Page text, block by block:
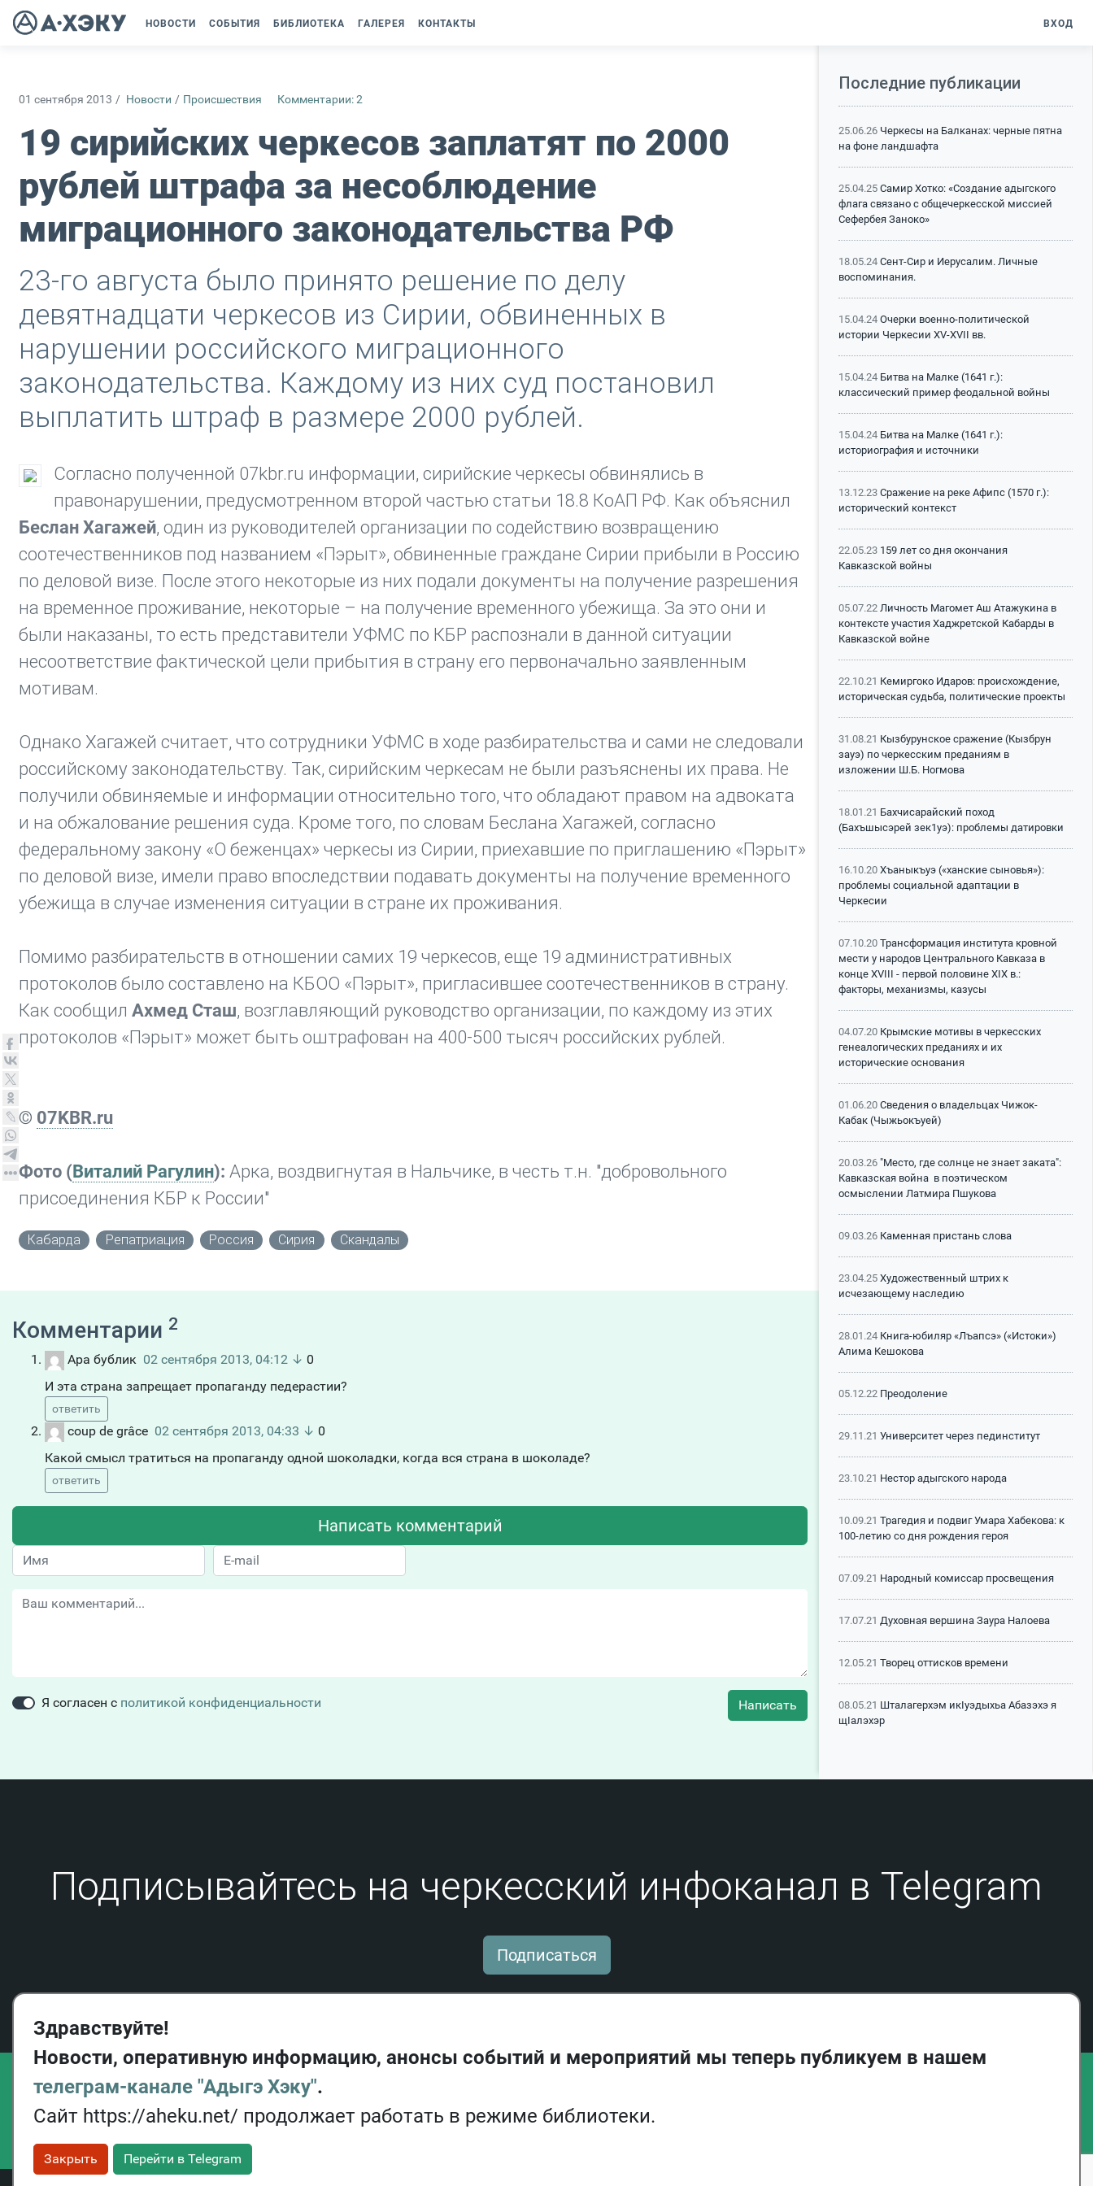
НОВОСТИ СОБЫТИЯ БИБЛИОТЕКА ГАЛЕРЕЯ КОНТАКТЫ ВХОД
01 сентября 2013 / Новости / Происшествия Комментарии: 2
19 сирийских черкесов заплатят по 2000
рублей штрафа за несоблюдение
миграционного законодательства РФ
23-го августа было принято решение по делу
девятнадцати черкесов из Сирии, обвиненных в
нарушении российского миграционного
законодательства. Каждому из них суд постановил
выплатить штраф в размере 2000 рублей.
Согласно полученной 07kbr.ru информации, сирийские черкесы обвинялись в
правонарушении, предусмотренном второй частью статьи 18.8 КоАП РФ. Как объяснил
Беслан Хагажей, один из руководителей организации по содействию возвращению
соотечественников под названием «Пэрыт», обвиненные граждане Сирии прибыли в Россию
по деловой визе. После этого некоторые из них подали документы на получение разрешения
на временное проживание, некоторые – на получение временного убежища. За это они и
были наказаны, то есть представители УФМС по КБР распознали в данной ситуации
несоответствие фактической цели прибытия в страну его первоначально заявленным
мотивам.
Однако Хагажей считает, что сотрудники УФМС в ходе разбирательства и сами не следовали
российскому законодательству. Так, сирийским черкесам не были разъяснены их права. Не
получили обвиняемые и информации относительно того, что обладают правом на адвоката
и на обжалование решения суда. Кроме того, по словам Беслана Хагажей, согласно
федеральному закону «О беженцах» черкесы из Сирии, приехавшие по приглашению «Пэрыт»
по деловой визе, имели право впоследствии подавать документы на получение временного
убежища в случае изменения ситуации в стране их проживания.
Помимо разбирательств в отношении самих 19 черкесов, еще 19 административных
протоколов было составлено на КБОО «Пэрыт», пригласившее соотечественников в страну.
Как сообщил Ахмед Сташ, возглавляющий руководство организации, по каждому из этих
протоколов «Пэрыт» может быть оштрафован на 400-500 тысяч российских рублей.
© 07KBR.ru
Фото (Виталий Рагулин): Арка, воздвигнутая в Нальчике, в честь т.н. "добровольного
присоединения КБР к России"
Кабарда Репатриация Россия Сирия Скандалы
Комментарии 2
Ара бублик 02 сентября 2013, 04:12 ↓ 0
И эта страна запрещает пропаганду педерастии?
ответить
coup de grâce 02 сентября 2013, 04:33 ↓ 0
Какой смысл тратиться на пропаганду одной шоколадки, когда вся страна в шоколаде?
ответить
Написать комментарий
Я согласен с политикой конфиденциальности Написать
Последние публикации
25.06.26 Черкесы на Балканах: черные пятна
на фоне ландшафта
25.04.25 Самир Хотко: «Создание адыгского
флага связано с общечеркесской миссией
Сефербея Заноко»
18.05.24 Сент-Сир и Иерусалим. Личные
воспоминания.
15.04.24 Очерки военно-политической
истории Черкесии XV-XVII вв.
15.04.24 Битва на Малке (1641 г.):
классический пример феодальной войны
15.04.24 Битва на Малке (1641 г.):
историография и источники
13.12.23 Сражение на реке Афипс (1570 г.):
исторический контекст
22.05.23 159 лет со дня окончания
Кавказской войны
05.07.22 Личность Магомет Аш Атажукина в
контексте участия Хаджретской Кабарды в
Кавказской войне
22.10.21 Кемиргоко Идаров: происхождение,
историческая судьба, политические проекты
31.08.21 Кызбурунское сражение (Кызбрун
зауэ) по черкесским преданиям в
изложении Ш.Б. Ногмова
18.01.21 Бахчисарайский поход
(Бахъшысэрей зек1уэ): проблемы датировки
16.10.20 Хъаныкъуэ («ханские сыновья»):
проблемы социальной адаптации в
Черкесии
07.10.20 Трансформация института кровной
мести у народов Центрального Кавказа в
конце XVIII - первой половине XIX в.:
факторы, механизмы, казусы
04.07.20 Крымские мотивы в черкесских
генеалогических преданиях и их
исторические основания
01.06.20 Сведения о владельцах Чижок-
Кабак (Чыжьокъуей)
20.03.26 "Место, где солнце не знает заката":
Кавказская война в поэтическом
осмыслении Латмира Пшукова
09.03.26 Каменная пристань слова
23.04.25 Художественный штрих к
исчезающему наследию
28.01.24 Книга-юбиляр «Лъапсэ» («Истоки»)
Алима Кешокова
05.12.22 Преодоление
29.11.21 Университет через пединститут
23.10.21 Нестор адыгского народа
10.09.21 Трагедия и подвиг Умара Хабекова: к
100-летию со дня рождения героя
07.09.21 Народный комиссар просвещения
17.07.21 Духовная вершина Заура Налоева
12.05.21 Творец оттисков времени
08.05.21 Шталагерхэм икIуэдыхьа Абазэхэ я
щIалэхэр
Кёльна (Германия) отметила красивый
юбилей - 50 лет со дня основания
Подписывайтесь на черкесский инфоканал в Telegram
Подписаться
Здравствуйте!
Новости, оперативную информацию, анонсы событий и мероприятий мы теперь публикуем в нашем
телеграм-канале "Адыгэ Хэку".
Сайт https://aheku.net/ продолжает работать в режиме библиотеки.
Закрыть Перейти в Telegram